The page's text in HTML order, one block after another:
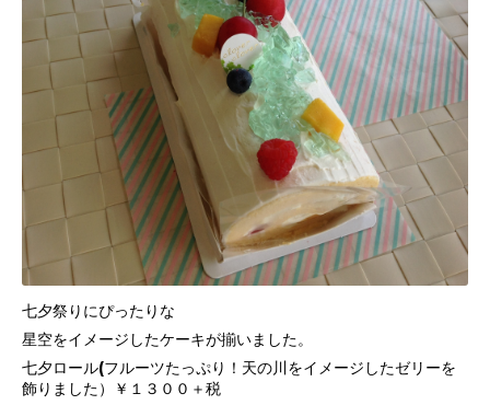
七夕祭りにぴったりな
星空をイメージしたケーキが揃いました。
七夕ロール(フルーツたっぷり！天の川をイメージしたゼリーを
飾りました）￥１３００＋税